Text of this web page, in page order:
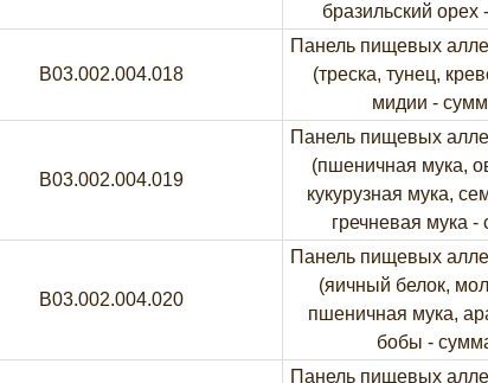
бразильский орех
B03.002.004.018
Панель пищевых
(треска, тунец,
мидии -
B03.002.004.019
Панель пищевых
(пшеничная мука,
кукурузная мука,
гречневая мука
B03.002.004.020
Панель пищевых
(яичный белок,
пшеничная мука,
бобы -
Панель пищевых